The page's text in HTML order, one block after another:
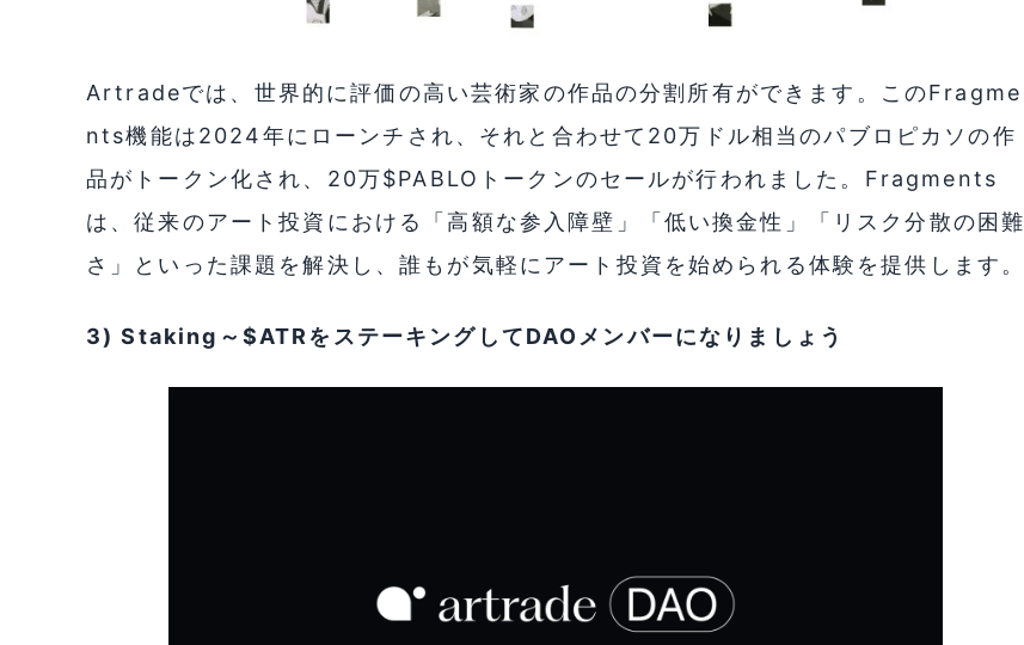
Artradeでは、世界的に評価の高い芸術家の作品の分割所有ができます。このFragme
nts機能は2024年にローンチされ、それと合わせて20万ドル相当のパブロピカソの作
品がトークン化され、20万$PABLOトークンのセールが行われました。Fragments
は、従来のアート投資における「高額な参入障壁」「低い換金性」「リスク分散の困難
さ」といった課題を解決し、誰もが気軽にアート投資を始められる体験を提供します。
3) Staking～$ATRをステーキングしてDAOメンバーになりましょう